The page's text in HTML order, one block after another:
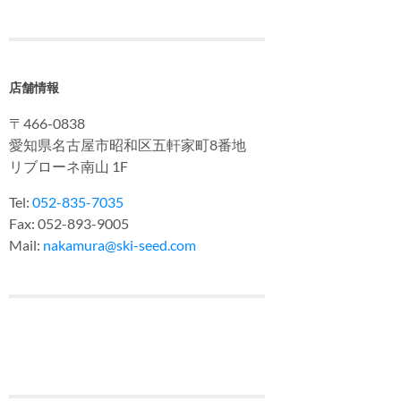
店舗情報
〒466-0838
愛知県名古屋市昭和区五軒家町8番地
リブローネ南山 1F
Tel: 052-835-7035
Fax: 052-893-9005
Mail: nakamura@ski-seed.com